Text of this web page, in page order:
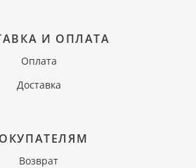
И ОПЛАТА
Оплата
Доставка
Возврат